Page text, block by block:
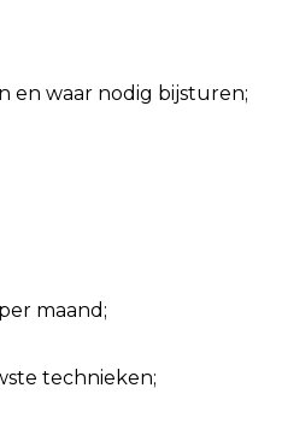
en waar nodig bijsturen;
maand;
technieken;